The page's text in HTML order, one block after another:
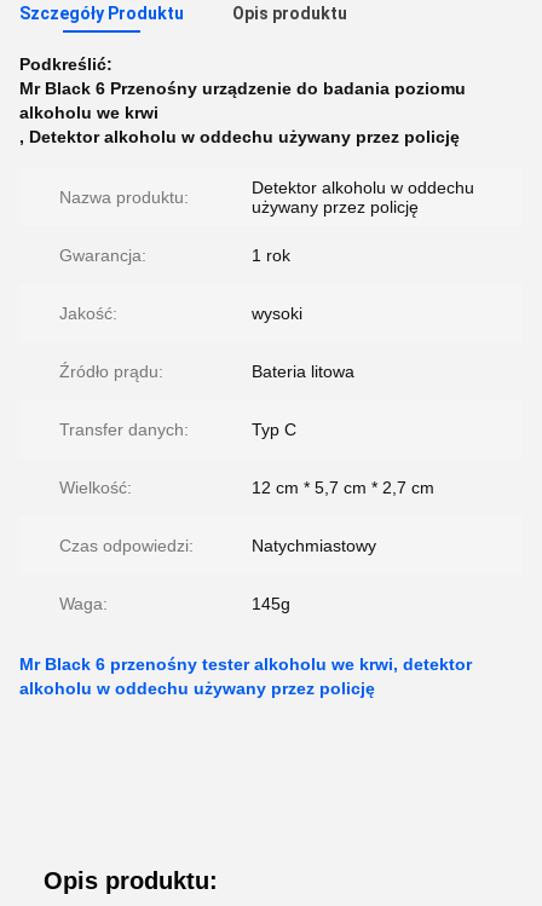
Szczegóły Produktu Opis produktu
Podkreślić:
Mr Black 6 Przenośny urządzenie do badania poziomu
alkoholu we krwi
, Detektor alkoholu w oddechu używany przez policję
Nazwa produktu:
Detektor alkoholu w oddechu
używany przez policję
Gwarancja: 1 rok
Jakość: wysoki
Źródło prądu: Bateria litowa
Transfer danych: Typ C
Wielkość: 12 cm * 5,7 cm * 2,7 cm
Czas odpowiedzi: Natychmiastowy
Waga: 145g
Mr Black 6 przenośny tester alkoholu we krwi, detektor
alkoholu w oddechu używany przez policję
Opis produktu: